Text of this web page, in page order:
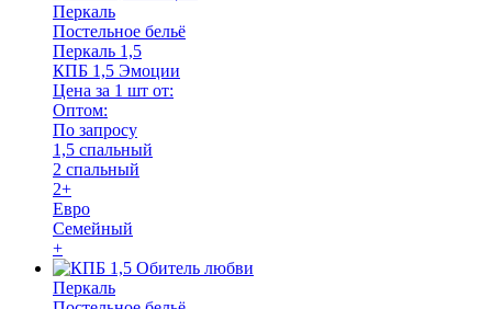
Перкаль
Постельное бельё
Перкаль 1,5
КПБ 1,5 Эмоции
Цена за 1 шт от:
Оптом:
По запросу
1,5 спальный
2 спальный
2+
Евро
Семейный
+
Перкаль